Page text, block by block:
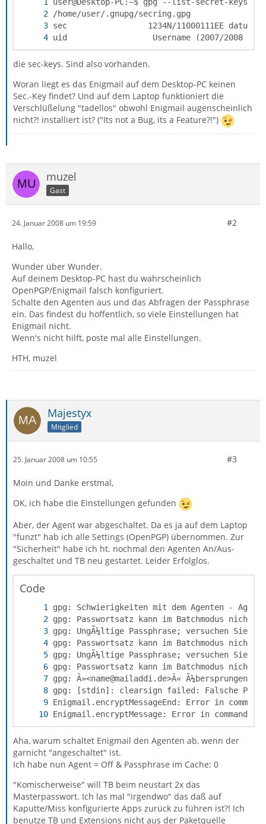
enigmail.js: Enigmail.encryptMessage: Error
uid                  Username (2007/2008 Key)
die sec-keys. Sind also vorhanden.
Woran liegt es das Enigmail auf dem Desktop-PC keinen
Sec.-Key findet? Und auf dem Laptop funktioniert die
Verschlüßelung "tadellos" obwohl Enigmail augenscheinlich
nicht?! installiert ist? ("Its not a Bug, its a Feature?!")
muzel
Gast
24. Januar 2008 um 19:59 #2
Hallo,
Wunder über Wunder.
Auf deinem Desktop-PC hast du wahrscheinlich
OpenPGP/Enigmail falsch konfiguriert.
Schalte den Agenten aus und das Abfragen der Passphrase
ein. Das findest du hoffentlich, so viele Einstellungen hat
Enigmail nicht.
Wenn's nicht hilft, poste mal alle Einstellungen.
HTH, muzel
Majestyx
Mitglied
25. Januar 2008 um 10:55 #3
Moin und Danke erstmal,
OK, ich habe die Einstellungen gefunden
Aber, der Agent war abgeschaltet. Da es ja auf dem Laptop
"funzt" hab ich alle Settings (OpenPGP) übernommen. Zur
"Sicherheit" habe ich ht. nochmal den Agenten An/Aus-
geschaltet und TB neu gestartet. Leider Erfolglos.
Code
Enigmail.encryptMessage: Error in command
Aha, warum schaltet Enigmail den Agenten ab, wenn der
garnicht "angeschaltet" ist.
Ich habe nun Agent = Off & Passphrase im Cache: 0
"Komischerweise" will TB beim neustart 2x das
Masterpasswort. Ich las mal "irgendwo" das daß auf
Kaputte/Miss konfigurierte Apps zurück zu führen ist?! Ich
benutze TB und Extensions nicht aus der Paketquelle